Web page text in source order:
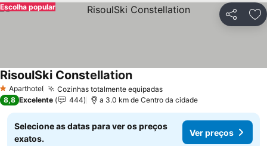
Partilhar
Escolha popular
1 Estrelas
Aparthotel Cozinhas totalmente equipadas
RisoulSki Constellation
8,8 Excelente 444 a 3.0 km de Centro da cidade
Selecione as datas para ver os preços
exatos.
Ver preços